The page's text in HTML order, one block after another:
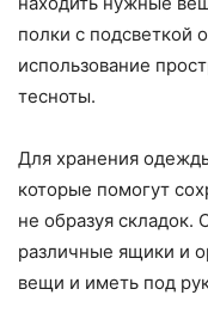
полки с подсветкой
использование
тесноты.
Для хранения
которые помогут
не образуя
различные ящики и
вещи и иметь под